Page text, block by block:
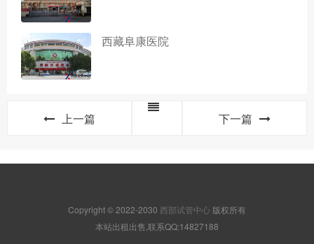
西藏阜康医院
上一篇 下一篇
Copyright © 2022-2030 西部试管中心 版权所有
本站出租出售,联系QQ:14827188